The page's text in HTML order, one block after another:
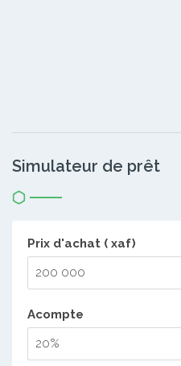
Simulateur de prêt
Prix d'achat ( xaf)
Acompte